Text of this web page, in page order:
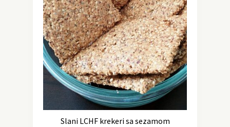
Slani LCHF krekeri sa sezamom